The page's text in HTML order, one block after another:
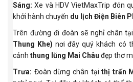
Sáng:Xe và HDV VietMaxTrip đón
khởi hành chuyến du lịch Điện Biên
Trên đường đi đoàn sẽ nghỉ chân
Thung Khe) nơi đây quý khách có
cảnh thung lũng Mai Châu đẹp thơ
Trưa: Đoàn dừng chân tạithị trấn